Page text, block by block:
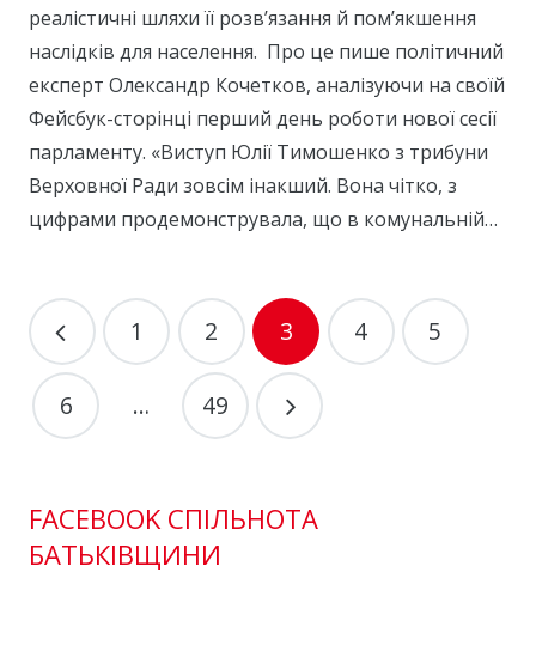
реалістичні шляхи її розв’язання й пом’якшення
наслідків для населення. Про це пише політичний
експерт Олександр Кочетков, аналізуючи на своїй
Фейсбук-сторінці перший день роботи нової сесії
парламенту. «Виступ Юлії Тимошенко з трибуни
Верховної Ради зовсім інакший. Вона чітко, з
цифрами продемонструвала, що в комунальній…
1 2 3 4 5
6 … 49
FACEBOOK СПІЛЬНОТА
БАТЬКІВЩИНИ